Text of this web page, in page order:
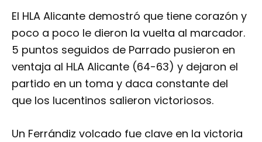
El HLA Alicante demostró que tiene corazón y
poco a poco le dieron la vuelta al marcador.
5 puntos seguidos de Parrado pusieron en
ventaja al HLA Alicante (64-63) y dejaron el
partido en un toma y daca constante del
que los lucentinos salieron victoriosos.
Un Ferrándiz volcado fue clave en la victoria